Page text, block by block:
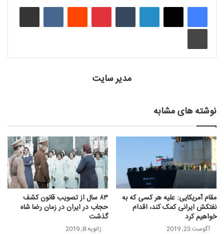
لینکدین ‫تامبلر ‫پین‌ترست‫رددیت ‫VKontakteاشتراک گذاری از طریق ایمیل
چاپ
مدیر سایت
نوشته های مشابه
مقام آمریکایی: علیه هر کسی که به
نفتکش ایرانی کمک کند، اقدام
خواهیم کرد
آگوست 23, 2019
۸۳ سال از تصویب قانون کشف
حجاب در ایران در زمان رضا شاه
گذشت
ژانویه 8, 2019